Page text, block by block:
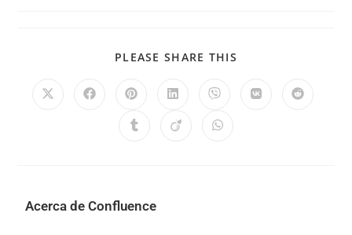
PLEASE SHARE THIS
Acerca de Confluence